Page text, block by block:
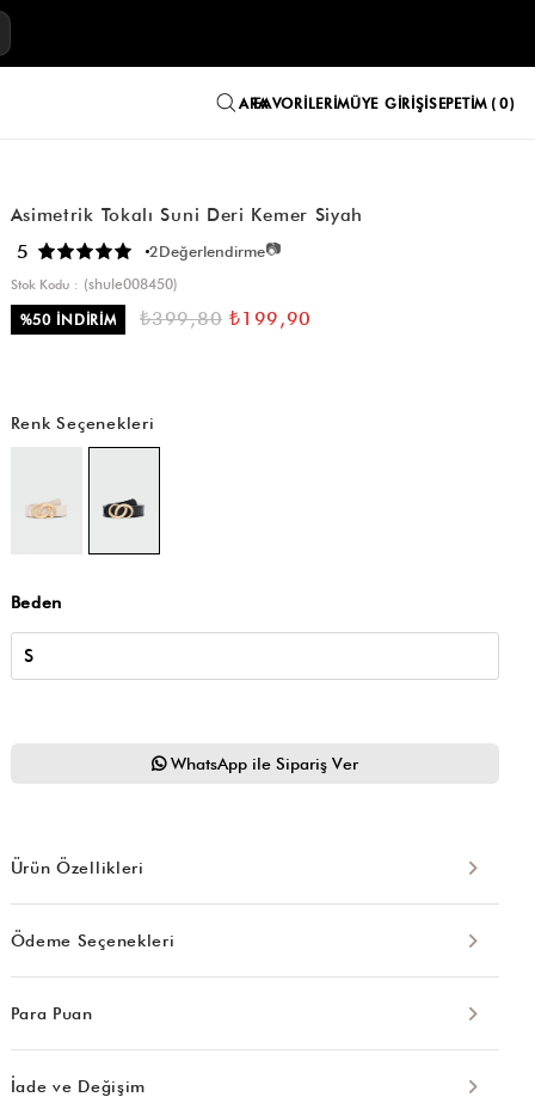
FAVORILERIMÜYE GIRIŞISEPETIM 0
Asimetrik Tokalı Suni Deri Kemer Siyah
5 2Değerlendirme📷
Stok Kodu
(shule008450)
%50İNDIRIM ₺399,80 ₺199,90
Renk Seçenekleri
Beden
WhatsApp ile Sipariş Ver
Ürün Özellikleri
Ödeme Seçenekleri
Para Puan
İade ve Değişim